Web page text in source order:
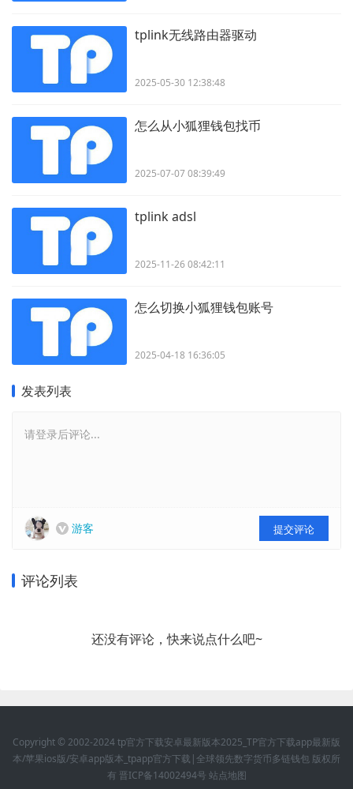
tplink无线路由器驱动
2025-05-30 12:38:48
怎么从小狐狸钱包找币
2025-07-07 08:39:49
tplink adsl
2025-11-26 08:42:11
怎么切换小狐狸钱包账号
2025-04-18 16:36:05
发表列表
请登录后评论...
游客 提交评论
评论列表
还没有评论，快来说点什么吧~
Copyright © 2002-2024 tp官方下载安卓最新版本2025_TP官方下载app最新版
本/苹果ios版/安卓app版本_tpapp官方下载|全球领先数字货币多链钱包 版权所
有 晋ICP备14002494号 站点地图